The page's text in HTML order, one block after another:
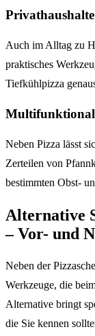
Auch im Alltag zu
praktisches
Tiefkühlpizza
Neben Pizza lässt
Zerteilen von
bestimmten Obst-
Alternative
– Vor- und
Neben der
Werkzeuge, die
Alternative bringt
die Sie kennen